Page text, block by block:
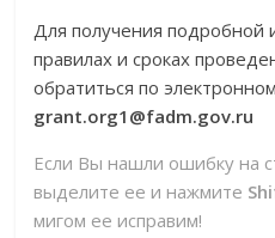
Для получения подробной
правилах и сроках
обратиться по
grant.org1@fadm.gov.ru
Если Вы нашли ошибку на
выделите ее и нажмите
мигом ее исправим!